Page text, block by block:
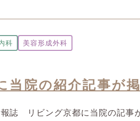
科 美容形成外科
当院の紹介記事が
報誌 リビング京都に当院の記事